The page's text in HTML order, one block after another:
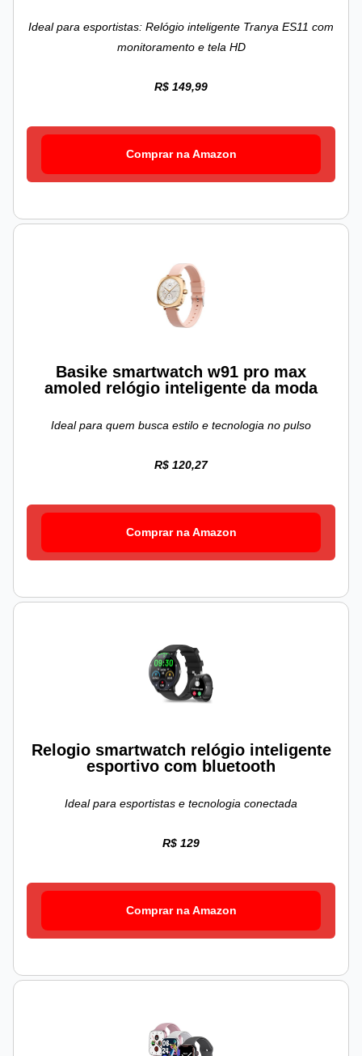
Ideal para esportistas: Relógio inteligente Tranya ES11 com
monitoramento e tela HD
R$ 149,99
Comprar na Amazon
Basike smartwatch w91 pro max
amoled relógio inteligente da moda
Ideal para quem busca estilo e tecnologia no pulso
R$ 120,27
Comprar na Amazon
Relogio smartwatch relógio inteligente
esportivo com bluetooth
Ideal para esportistas e tecnologia conectada
R$ 129
Comprar na Amazon